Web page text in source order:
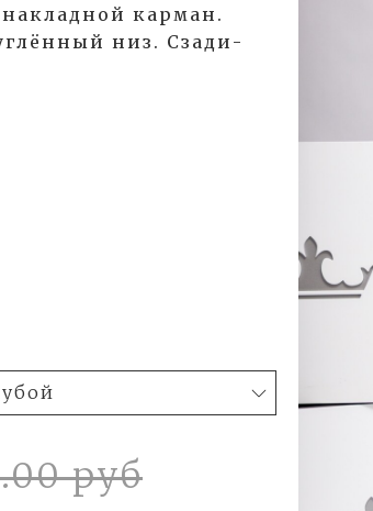
карман.
низ. Сзади-
руб